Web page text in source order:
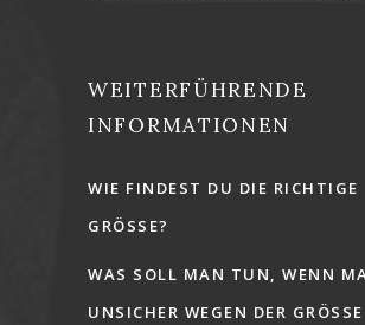
WEITERFÜHRENDE
INFORMATIONEN
WIE FINDEST DU DIE RICHTIGE
GRÖSSE?
WAS SOLL MAN TUN, WENN
UNSICHER WEGEN DER GRÖSSE